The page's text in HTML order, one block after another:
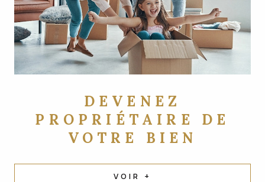
DEVENEZ
PROPRIÉTAIRE DE
VOTRE BIEN
VOIR +